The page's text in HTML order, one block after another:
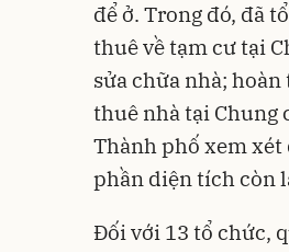
để ở. Trong đó, đã
thuê về tạm cư tại
sửa chữa nhà;
thuê nhà tại Chung
Thành phố xem xét
phần diện tích còn
Đối với 13 tổ chức,